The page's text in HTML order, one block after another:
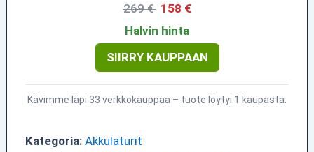
269 € 158 €
Halvin hinta
SIIRRY KAUPPAAN
Kävimme läpi 33 verkkokauppaa – tuote löytyi 1 kaupasta.
Kategoria: Akkulaturit